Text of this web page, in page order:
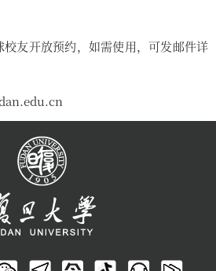
友开放预约，如需使用，可发邮件详